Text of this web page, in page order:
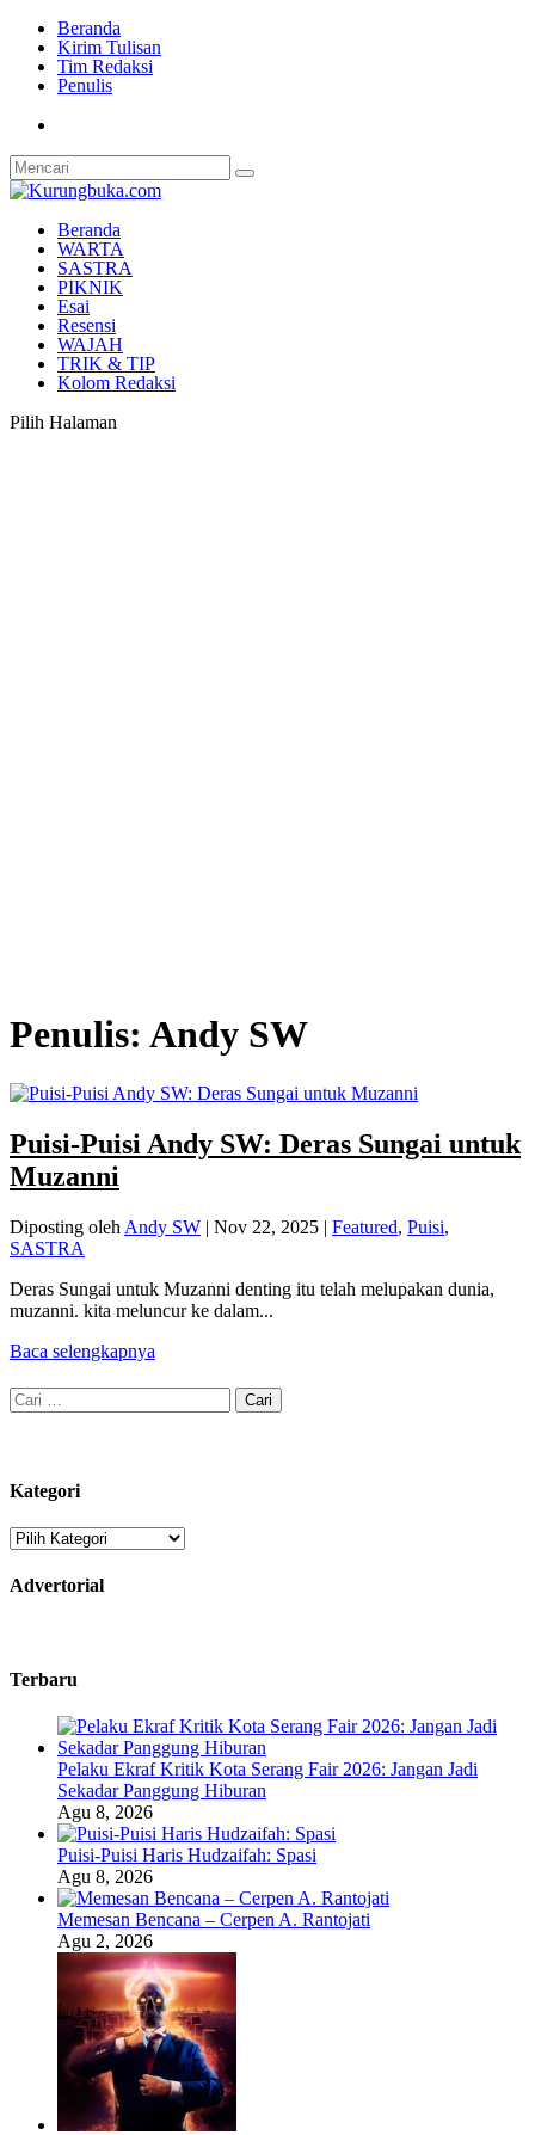
Beranda
Kirim Tulisan
Tim Redaksi
Penulis
Beranda
WARTA
SASTRA
PIKNIK
Esai
Resensi
WAJAH
TRIK & TIP
Kolom Redaksi
Pilih Halaman
Penulis: Andy SW
Puisi-Puisi Andy SW: Deras Sungai untuk
Muzanni
Diposting oleh Andy SW | Nov 22, 2025 | Featured, Puisi,
SASTRA
Deras Sungai untuk Muzanni denting itu telah melupakan dunia,
muzanni. kita meluncur ke dalam...
Baca selengkapnya
Cari
untuk:
Kategori
Kategori
Advertorial
Terbaru
Pelaku Ekraf Kritik Kota Serang Fair 2026: Jangan Jadi
Sekadar Panggung Hiburan
Agu 8, 2026
Puisi-Puisi Haris Hudzaifah: Spasi
Agu 8, 2026
Memesan Bencana – Cerpen A. Rantojati
Agu 2, 2026